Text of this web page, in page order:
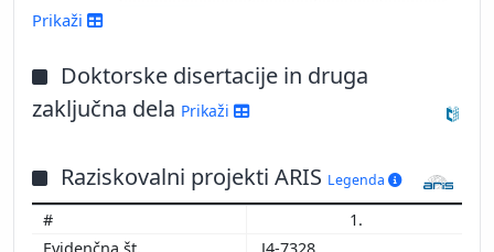
2010
2013
2014
2016
Prikaži
Doktorske disertacije in druga
zaključna dela Prikaži
Raziskovalni projekti ARIS Legenda
1.
J4-7328